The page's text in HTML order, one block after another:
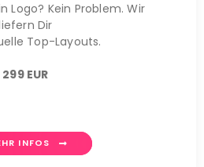
Logo? Kein Problem. Wir
Dir
Top-Layouts.
299 EUR
INFOS